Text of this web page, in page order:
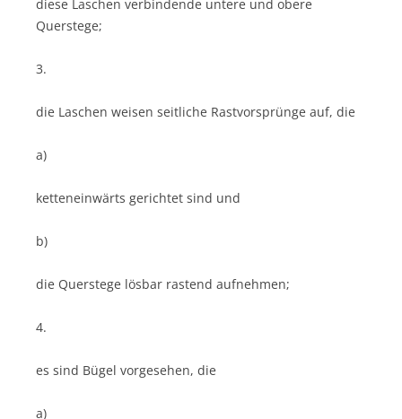
diese Laschen verbindende untere und obere
Querstege;
3.
die Laschen weisen seitliche Rastvorsprünge auf, die
a)
ketteneinwärts gerichtet sind und
b)
die Querstege lösbar rastend aufnehmen;
4.
es sind Bügel vorgesehen, die
a)